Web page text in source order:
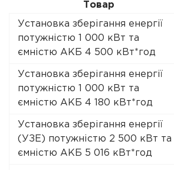
Товар
Установка зберігання енергії
потужністю 1 000 кВт та
ємністю АКБ 4 500 кВт*год
Установка зберігання енергії
потужністю 1 000 кВт та
ємністю АКБ 4 180 кВт*год
Установка зберігання енергії
(УЗЕ) потужністю 2 500 кВт та
ємністю АКБ 5 016 кВт*год